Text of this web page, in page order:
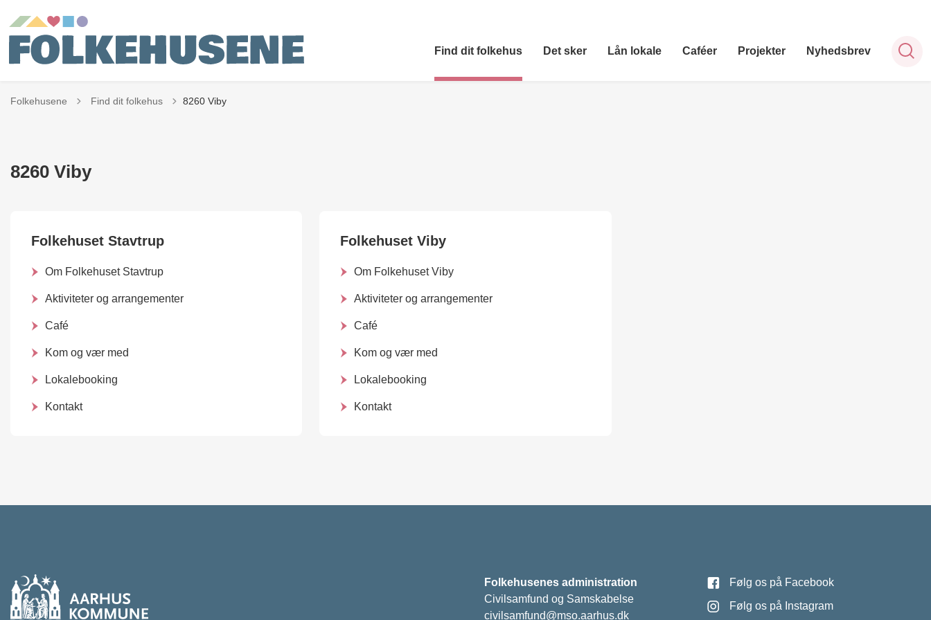
Find dit folkehus Det sker Lån lokale Caféer Projekter Nyhedsbrev
Folkehusene Tilbage til
Find dit folkehus 8260 Viby
8260 Viby
Folkehuset Stavtrup
Om Folkehuset Stavtrup
Aktiviteter og arrangementer
Café
Kom og vær med
Lokalebooking
Kontakt
Folkehuset Viby
Om Folkehuset Viby
Aktiviteter og arrangementer
Café
Kom og vær med
Lokalebooking
Kontakt
Folkehusenes administration
Civilsamfund og Samskabelse
civilsamfund@mso.aarhus.dk
Følg os på Facebook
Følg os på Instagram